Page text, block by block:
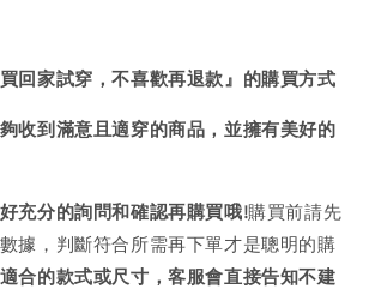
回家試穿，不喜歡再退款』的購買方式
收到滿意且適穿的商品，並擁有美好的
充分的詢問和確認再購買哦!購買前請先
據，判斷符合所需再下單才是聰明的購
合的款式或尺寸，客服會直接告知不建